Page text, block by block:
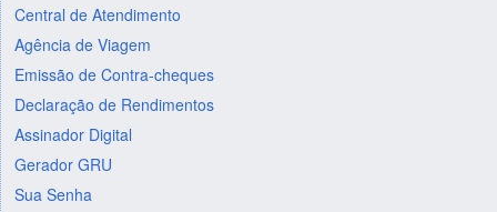
Central de Atendimento
Agência de Viagem
Emissão de Contra-cheques
Declaração de Rendimentos
Assinador Digital
Gerador GRU
Sua Senha